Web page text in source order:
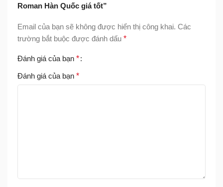
Roman Hàn Quốc giá tốt”
Email của bạn sẽ không được hiển thị công khai. Các
trường bắt buộc được đánh dấu *
Đánh giá của bạn *
Đánh giá của bạn *